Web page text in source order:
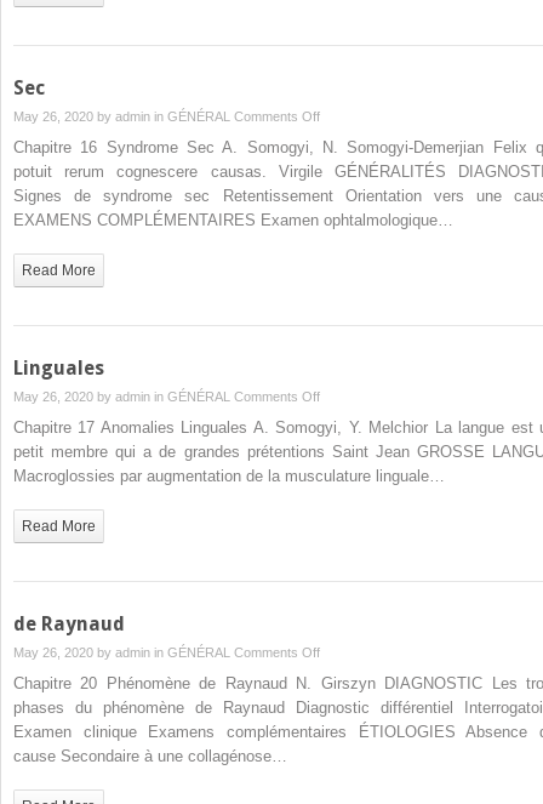
Sec
May 26, 2020 by admin in GÉNÉRAL Comments Offon
Sec
Chapitre 16 Syndrome Sec A. Somogyi, N. Somogyi-Demerjian Felix
potuit rerum cognescere causas. Virgile GÉNÉRALITÉS
Signes de syndrome sec Retentissement Orientation vers une
EXAMENS COMPLÉMENTAIRES Examen ophtalmologique…
Read More
Linguales
May 26, 2020 by admin in GÉNÉRAL Comments Offon
Linguales
Chapitre 17 Anomalies Linguales A. Somogyi, Y. Melchior La langue est
petit membre qui a de grandes prétentions Saint Jean GROSSE
Macroglossies par augmentation de la musculature linguale…
Read More
de Raynaud
May 26, 2020 by admin in GÉNÉRAL Comments Offon
de
Raynaud
Chapitre 20 Phénomène de Raynaud N. Girszyn DIAGNOSTIC Les
phases du phénomène de Raynaud Diagnostic différentiel
Examen clinique Examens complémentaires ÉTIOLOGIES Absence
cause Secondaire à une collagénose…